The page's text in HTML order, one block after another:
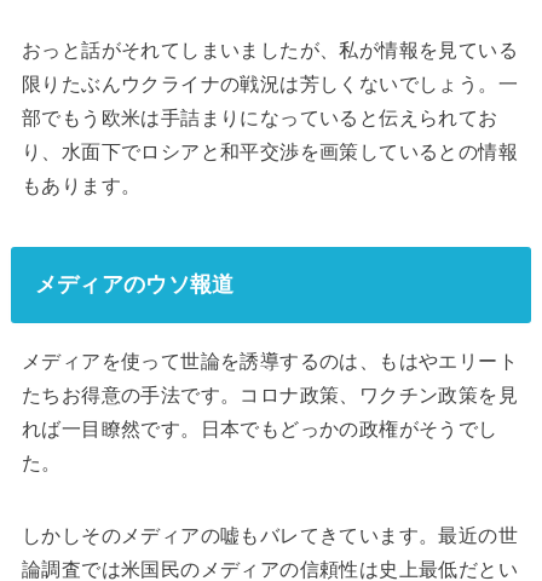
おっと話がそれてしまいましたが、私が情報を見ている
限りたぶんウクライナの戦況は芳しくないでしょう。一
部でもう欧米は手詰まりになっていると伝えられてお
り、水面下でロシアと和平交渉を画策しているとの情報
もあります。
メディアのウソ報道
メディアを使って世論を誘導するのは、もはやエリート
たちお得意の手法です。コロナ政策、ワクチン政策を見
れば一目瞭然です。日本でもどっかの政権がそうでし
た。
しかしそのメディアの嘘もバレてきています。最近の世
論調査では米国民のメディアの信頼性は史上最低だとい